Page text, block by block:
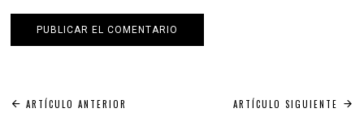
Navegación
ARTÍCULO ANTERIOR ARTÍCULO SIGUIENTE